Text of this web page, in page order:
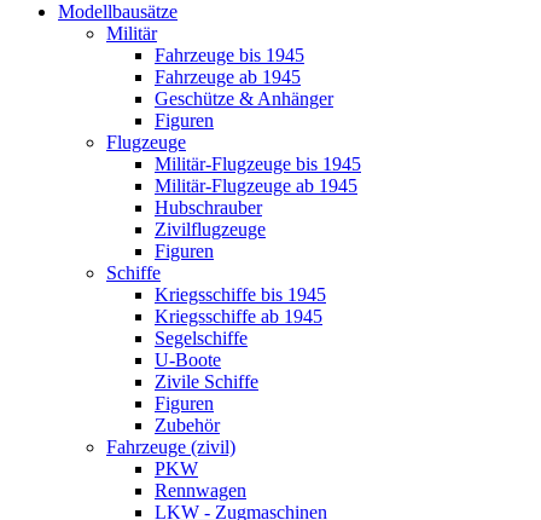
Modellbausätze
Militär
Fahrzeuge bis 1945
Fahrzeuge ab 1945
Geschütze & Anhänger
Figuren
Flugzeuge
Militär-Flugzeuge bis 1945
Militär-Flugzeuge ab 1945
Hubschrauber
Zivilflugzeuge
Figuren
Schiffe
Kriegsschiffe bis 1945
Kriegsschiffe ab 1945
Segelschiffe
U-Boote
Zivile Schiffe
Figuren
Zubehör
Fahrzeuge (zivil)
PKW
Rennwagen
LKW - Zugmaschinen